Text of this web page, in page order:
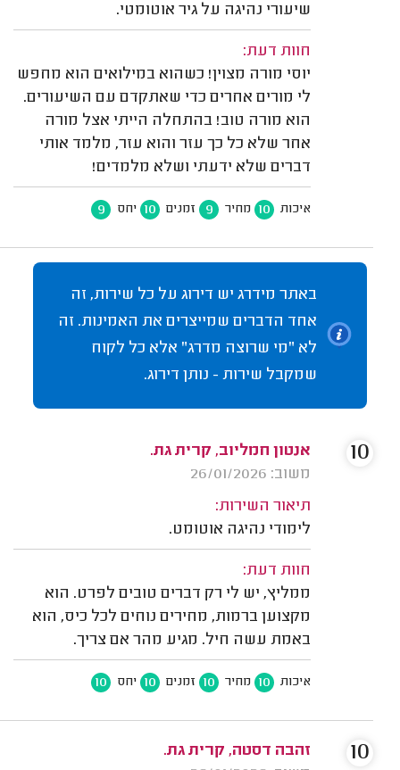
שיעורי נהיגה על גיר אוטומטי.
חוות דעת:
יוסי מורה מצוין! כשהוא במילואים הוא מחפש
לי מורים אחרים כדי שאתקדם עם השיעורים.
הוא מורה טוב! בהתחלה הייתי אצל מורה
אחר שלא כל כך עזר והוא עזר, מלמד אותי
דברים שלא ידעתי ושלא מלמדים!
איכות 10 מחיר 9 זמנים 10 יחס 9
באתר מידרג יש דירוג על כל שירות, זה
אחד הדברים שמייצרים את האמינות. זה
לא "מי שרוצה מדרג" אלא כל לקוח
שמקבל שירות - נותן דירוג.
אנטון חמליוב, קרית גת.
משוב: 26/01/2026
תיאור השירות:
לימודי נהיגה אוטומט.
חוות דעת:
ממליץ, יש לי רק דברים טובים לפרט. הוא
מקצוען ברמות, מחירים נוחים לכל כיס, הוא
באמת עשה חיל. מגיע מהר אם צריך.
איכות 10 מחיר 10 זמנים 10 יחס 10
10
זהבה דסטה, קרית גת.
10